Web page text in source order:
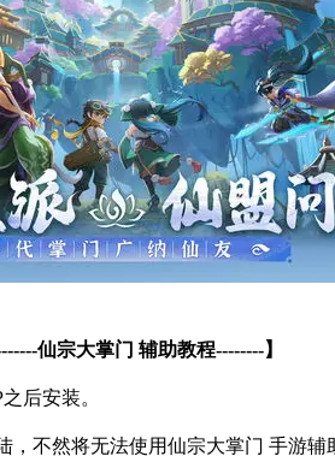
仙宗大掌门 辅助教程--------】
之后安装。
不然将无法使用仙宗大掌门 手游辅